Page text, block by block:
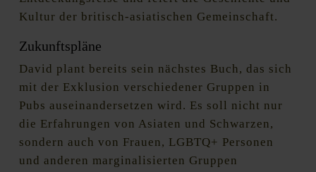
Kultur der britisch-asiatischen Gemeinschaft.
Zukunftspläne
David plant bereits sein nächstes Buch, das sich
mit der Exklusion verschiedener Gruppen in
Pubs auseinandersetzen wird. Es soll nicht nur
die Erfahrungen von Asiaten und Schwarzen,
sondern auch von Frauen, LGBTQ+ Personen
und anderen marginalisierten Gruppen